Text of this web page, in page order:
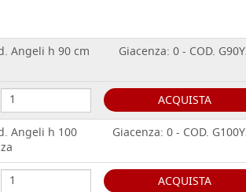
Angeli h 90 cm
Giacenza: 0 - COD.
ACQUISTA
Angeli h 100
Giacenza: 0 - COD.
ACQUISTA